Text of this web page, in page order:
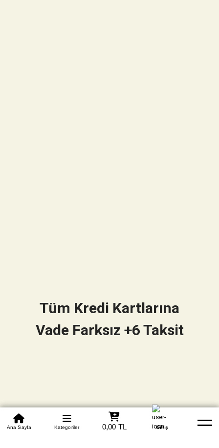
0850 305 09 70
Beden Tablosu Banka Hesapları Whatsapp Yardım
Ana Sayfa Kategoriler 0,00 TL Giriş
Tüm Kredi Kartlarına
Vade Farksız +6 Taksit